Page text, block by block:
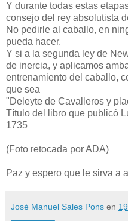
Y durante todas estas
consejo del rey absolutista
No pedirle al caballo, en
pueda hacer.
Y si a la segunda ley de
de inercia, y aplicamos
entrenamiento del caballo,
que sea
"Deleyte de Cavalleros y
Título del libro que publicó
1735
(Foto retocada por ADA)
Paz y espero que le sirva a
José Manuel Sales Pons en